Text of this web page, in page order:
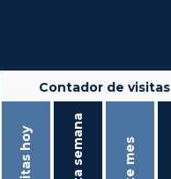
Contador de visitas
Visitas hoy Ésta semana